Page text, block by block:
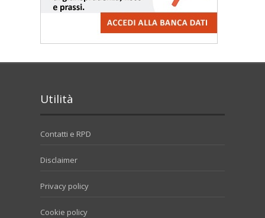
Utilità
Contatti e RPD
Disclaimer
Privacy policy
Cookie policy